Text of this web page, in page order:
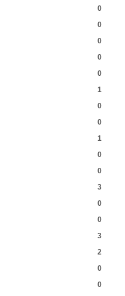
0
0
0
0
0
1
0
0
1
0
0
3
0
0
3
2
0
0